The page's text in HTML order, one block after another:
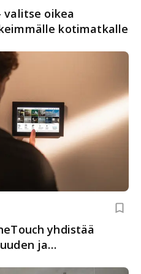
oikea
kotimatkalle
yhdistää
ja